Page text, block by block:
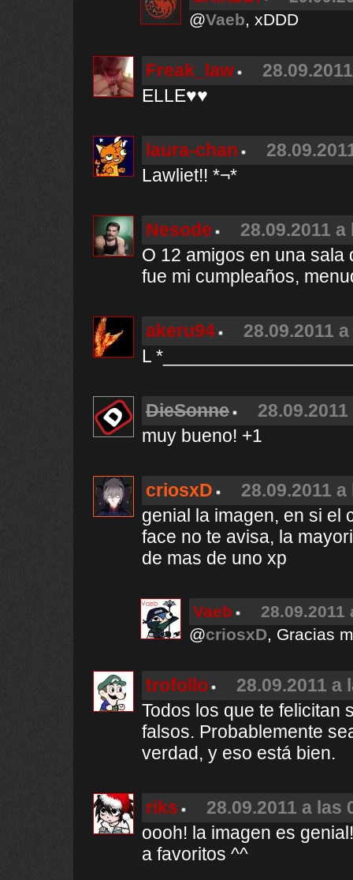
@Vaeb, xDDD
Freak_law
ELLE♥♥
laura-chan
Lawliet!! *¬*
Nesode
28.09.2011
O 12 amigos en una
fue mi cumpleaños,
akeru94
28.09.2011
L
DieSonne
muy bueno! +1
criosxD
28.09.2011
genial la imagen, en si el
face no te avisa, la
de mas de uno xp
Vaeb
28.09.2011
@criosxD, Gracias
trofollo
28.09.2011 a
Todos los que te felicitan
falsos. Probablemente
verdad, y eso está bien.
riks
28.09.2011 a las
oooh! la imagen es
a favoritos ^^